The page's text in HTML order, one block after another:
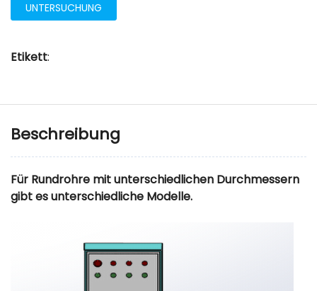
UNTERSUCHUNG
Etikett:
Beschreibung
Für Rundrohre mit unterschiedlichen Durchmessern
gibt es unterschiedliche Modelle.